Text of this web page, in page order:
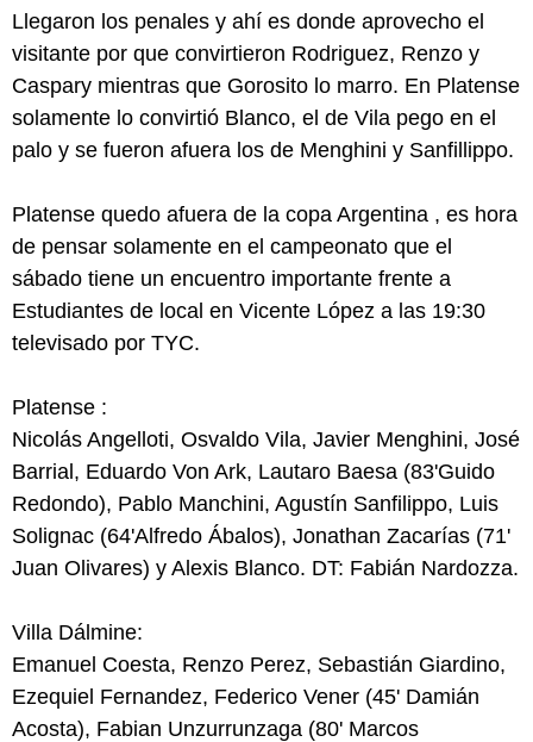
Llegaron los penales y ahí es donde aprovecho el
visitante por que convirtieron Rodriguez, Renzo y
Caspary mientras que Gorosito lo marro. En Platense
solamente lo convirtió Blanco, el de Vila pego en el
palo y se fueron afuera los de Menghini y Sanfillippo.
Platense quedo afuera de la copa Argentina , es hora
de pensar solamente en el campeonato que el
sábado tiene un encuentro importante frente a
Estudiantes de local en Vicente López a las 19:30
televisado por TYC.
Platense :
Nicolás Angelloti, Osvaldo Vila, Javier Menghini, José
Barrial, Eduardo Von Ark, Lautaro Baesa (83'Guido
Redondo), Pablo Manchini, Agustín Sanfilippo, Luis
Solignac (64'Alfredo Ábalos), Jonathan Zacarías (71'
Juan Olivares) y Alexis Blanco. DT: Fabián Nardozza.
Villa Dálmine:
Emanuel Coesta, Renzo Perez, Sebastián Giardino,
Ezequiel Fernandez, Federico Vener (45' Damián
Acosta), Fabian Unzurrunzaga (80' Marcos